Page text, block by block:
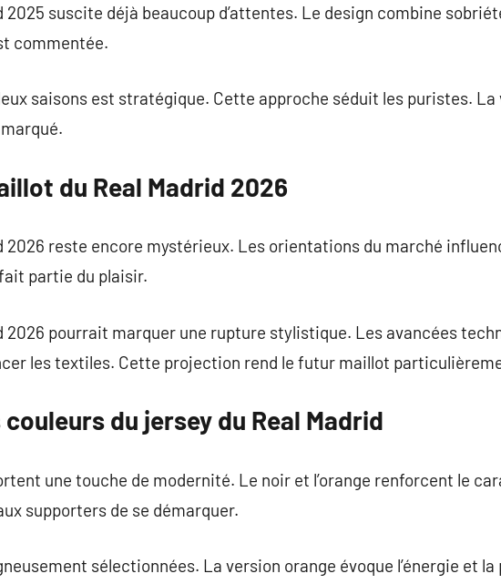
2025 suscite déjà beaucoup d’attentes. Le design combine
commentée.
saisons est stratégique. Cette approche séduit les puristes.
du Real Madrid 2026
2026 reste encore mystérieux. Les orientations du marché
partie du plaisir.
2026 pourrait marquer une rupture stylistique. Les avancées
les textiles. Cette projection rend le futur maillot
du jersey du Real Madrid
une touche de modernité. Le noir et l’orange renforcent le
supporters de se démarquer.
sélectionnées. La version orange évoque l’énergie et la